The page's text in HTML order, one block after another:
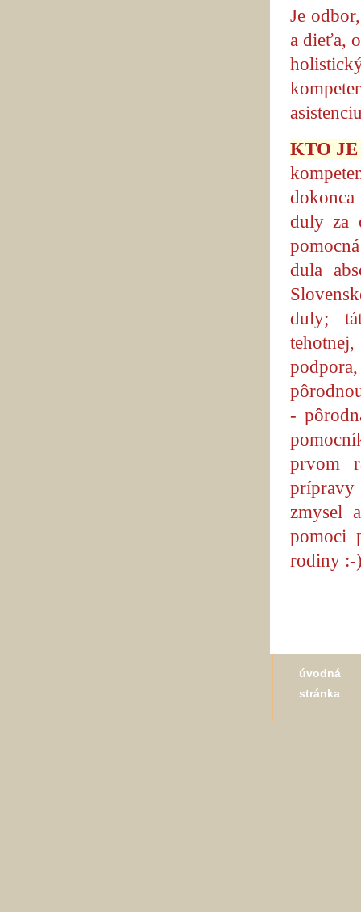
Je
a dieťa,
KTO JE
duly za
dula
duly;
-
prvom
zmysel
pomoci
rodiny
úvodná
stránka